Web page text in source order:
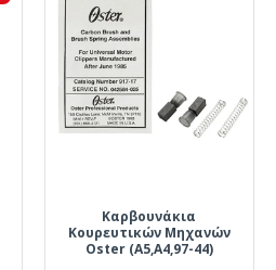
Καρβουνάκια
Κουρευτικών Μηχανών
Oster (Α5,Α4,97-44)